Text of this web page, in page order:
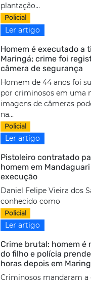
plantação...
Policial
Ler artigo
Homem é executado a
Maringá; crime foi
câmera de segurança
Homem de 44 anos foi
por criminosos em uma
imagens de câmeras
na...
Policial
Ler artigo
Pistoleiro contratado
homem em
execução
Daniel Felipe Vieira dos
conhecido como
Policial
Ler artigo
Crime brutal: homem é
do filho e polícia
horas depois em
Criminosos mandaram a